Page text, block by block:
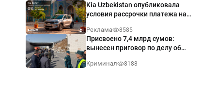
Kia Uzbekistan опубликовала
условия рассрочки платежа на
годовых
Реклама 8585
Присвоено 7,4 млрд сумов:
вынесен приговор по делу об
Ташкенте
Криминал 8188